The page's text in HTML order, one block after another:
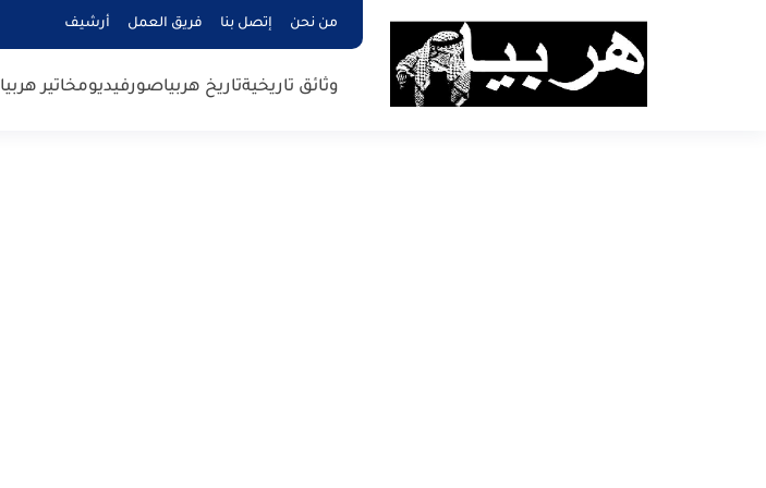
من نحن إتصل بنا فريق العمل أرشيف
وثائق تاريخيةتاريخ هربياصورفيديومخاتير هربيا